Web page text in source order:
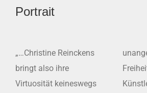
Portrait
„…Christine Reinckens
bringt also ihre
Virtuosität keineswegs
unangetastet. Die
Freiheiten, die die
Künstlerin sich dabei